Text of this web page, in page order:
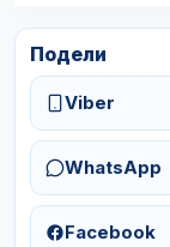
Подели
Viber
WhatsApp
Facebook